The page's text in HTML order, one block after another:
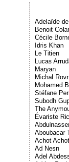
Adelaïde
Benoit
Cécile
Idris Khan
Le Titien
Lucas
Maryan
Michal
Mohamed
Stéfane
Subodh
The
Évariste
Aboubacar
Achot Achot
Ad Nesn
Adel